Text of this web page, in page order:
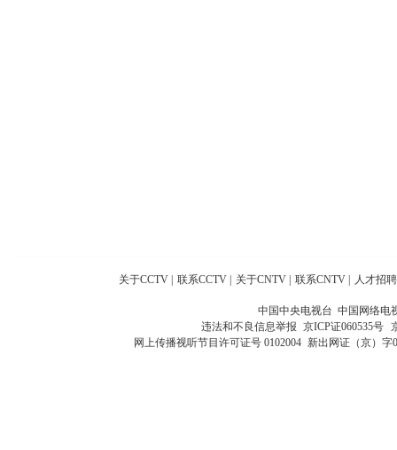
关于CCTV 联系CCTV 关于CNTV 联系CNTV 人才招聘
中国中央电视台 中国网络电
违法和不良信息举报 京ICP证060535号
网上传播视听节目许可证号 0102004 新出网证（京）